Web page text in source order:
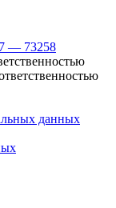
— 73258
данных